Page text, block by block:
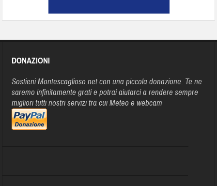
DONAZIONI
Sostieni Montescaglioso.net con una piccola donazione. Te ne
saremo infinitamente grati e potrai aiutarci a rendere sempre
migliori tutti nostri servizi tra cui Meteo e webcam